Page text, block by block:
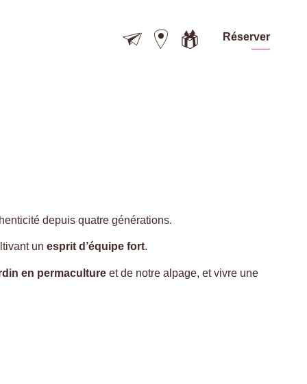
Réserver
depuis quatre générations.
un esprit d’équipe fort.
en permaculture et de notre alpage, et vivre une